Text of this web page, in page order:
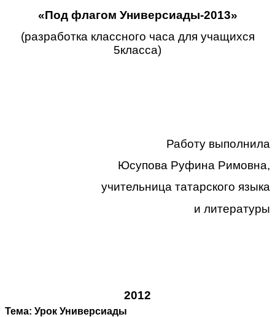
«Под флагом Универсиады-2013»
(разработка классного часа для учащихся
5класса)
Работу выполнила
Юсупова Руфина Римовна,
учительница татарского языка
и литературы
2012
Тема: Урок Универсиады